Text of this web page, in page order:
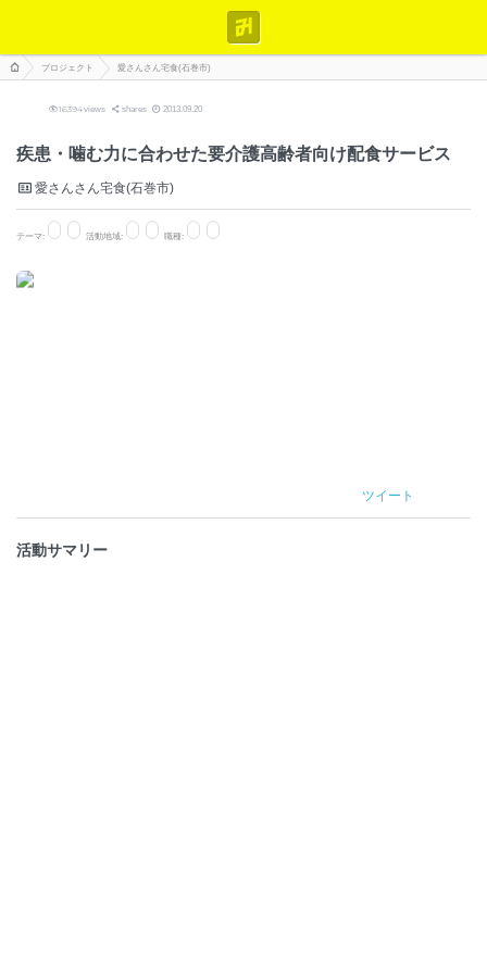
プロジェクト 愛さんさん宅食(石巻市)
16394views shares 2013.09.20
疾患・噛む力に合わせた要介護高齢者向け配食サービス
愛さんさん宅食(石巻市)
テーマ: 活動地域: 職種:
ツイート
活動サマリー